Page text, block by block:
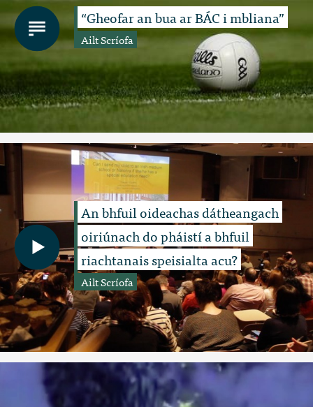
“Gheofar an bua ar BÁC i mbliana”
Ailt Scríofa
An bhfuil oideachas dátheangach
oiriúnach do pháistí a bhfuil
riachtanais speisialta acu?
Ailt Scríofa